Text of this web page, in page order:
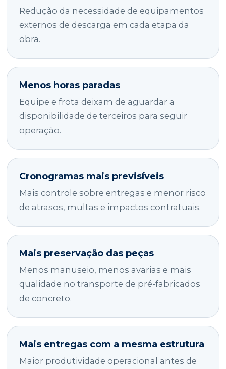
Redução da necessidade de equipamentos
externos de descarga em cada etapa da
obra.
Menos horas paradas
Equipe e frota deixam de aguardar a
disponibilidade de terceiros para seguir
operação.
Cronogramas mais previsíveis
Mais controle sobre entregas e menor risco
de atrasos, multas e impactos contratuais.
Mais preservação das peças
Menos manuseio, menos avarias e mais
qualidade no transporte de pré-fabricados
de concreto.
Mais entregas com a mesma estrutura
Maior produtividade operacional antes de